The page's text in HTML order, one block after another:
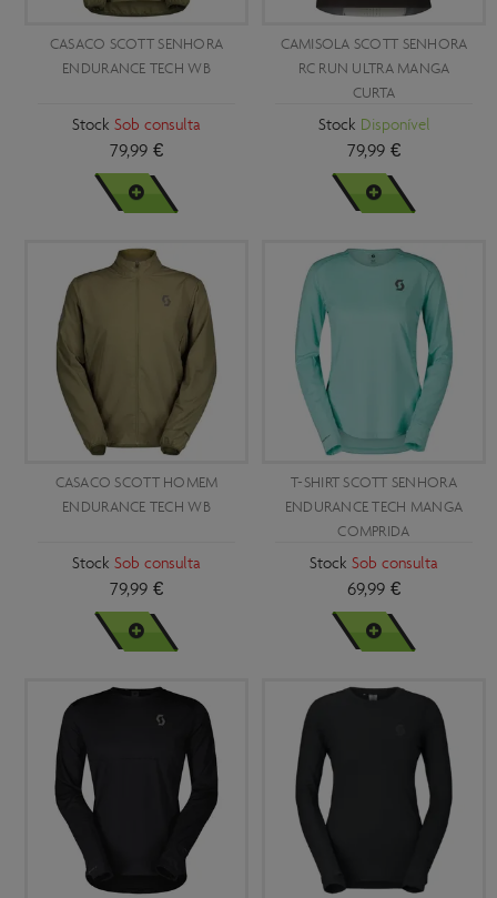
CASACO SCOTT SENHORA
ENDURANCE TECH WB
Stock Sob consulta
79,99 €
VER MAIS
CAMISOLA SCOTT SENHORA
RC RUN ULTRA MANGA
CURTA
Stock Disponível
79,99 €
VER MAIS
CASACO SCOTT HOMEM
ENDURANCE TECH WB
Stock Sob consulta
79,99 €
VER MAIS
T-SHIRT SCOTT SENHORA
ENDURANCE TECH MANGA
COMPRIDA
Stock Sob consulta
69,99 €
VER MAIS